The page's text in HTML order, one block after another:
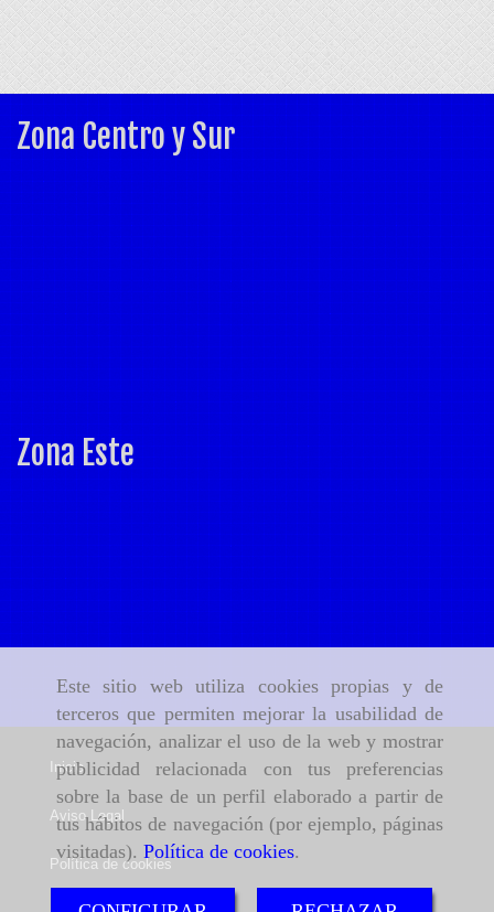
Este sitio web utiliza cookies propias y de
terceros que permiten mejorar la usabilidad de
navegación, analizar el uso de la web y mostrar
publicidad relacionada con tus preferencias
sobre la base de un perfil elaborado a partir de
tus hábitos de navegación (por ejemplo, páginas
visitadas). Política de cookies.
Zona Centro y Sur
Zona Este
Inicio
Aviso Legal
Política de cookies